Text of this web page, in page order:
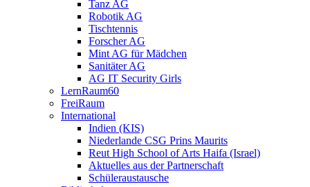
Tanz AG
Robotik AG
Tischtennis
Forscher AG
Mint AG für Mädchen
Sanitäter AG
AG IT Security Girls
LernRaum60
FreiRaum
International
Indien (KIS)
Niederlande CSG Prins Maurits
Reut High School of Arts Haifa (Israel)
Aktuelles aus der Partnerschaft
Schüleraustausche